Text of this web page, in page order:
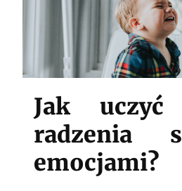
Jak uczyć
radzenia
emocjami?